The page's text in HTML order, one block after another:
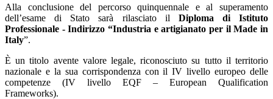
Alla conclusione del percorso quinquennale e al superamento
dell’esame di Stato sarà rilasciato il Diploma di Istituto
Professionale - Indirizzo “Industria e artigianato per il Made in
Italy”.
È un titolo avente valore legale, riconosciuto su tutto il territorio
nazionale e la sua corrispondenza con il IV livello europeo delle
competenze (IV livello EQF – European Qualification
Frameworks).